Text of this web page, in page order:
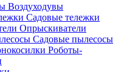
Воздуходувы
Садовые тележки
Опрыскиватели
Садовые пылесосы
Роботы-